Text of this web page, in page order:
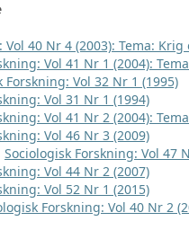
40 Nr 4 (2003): Tema:
Vol 41 Nr 1 (2004):
Forskning: Vol 32 Nr 1 (1995)
Vol 31 Nr 1 (1994)
Vol 41 Nr 2 (2004):
Vol 46 Nr 3 (2009)
Sociologisk Forskning: Vol 47
Vol 44 Nr 2 (2007)
Vol 52 Nr 1 (2015)
Forskning: Vol 40 Nr 2